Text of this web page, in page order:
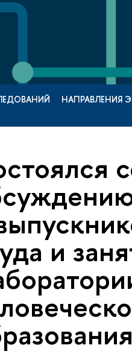
НАПРАВЛЕНИЯ
и